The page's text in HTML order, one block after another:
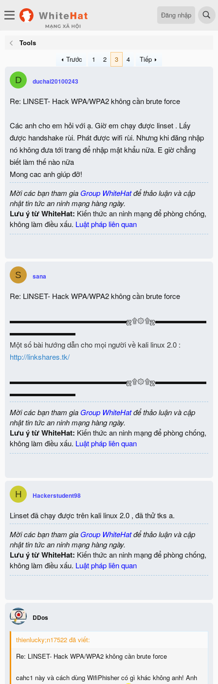
Đăng nhập
Tools
Trước
1 2 3 4 Tiếp
D duchai20100243
Re: LINSET- Hack WPA/WPA2 không cần brute force
Các anh cho em hỏi với ạ. Giờ em chạy được linset . Lấy
được handshake rùi. Phát được wifi rùi. Nhưng khi đăng nhập
nó không đưa tới trang để nhập mật khẩu nữa. E giờ chẳng
biết làm thế nào nữa
Mong cac anh giúp đỡ!
Mời các bạn tham gia Group WhiteHatđể thảo luận và cập
nhật tin tức an ninh mạng hàng ngày.
Lưu ý từ WhiteHat: Kiến thức an ninh mạng để phòng chống,
không làm điều xấu. Luật pháp liên quan
S sana
Re: LINSET- Hack WPA/WPA2 không cần brute force
▬▬▬▬▬▬▬▬▬▬▬▬▬▬▬▬ஜ۩۞۩ஜ▬▬▬▬▬▬▬
▬▬▬▬▬▬▬▬▬
Một số bài hướng dẫn cho mọi người về kali linux 2.0 :
http://linkshares.tk/
▬▬▬▬▬▬▬▬▬▬▬▬▬▬▬▬ஜ۩۞۩ஜ▬▬▬▬▬▬▬
▬▬▬▬▬▬▬▬▬
Mời các bạn tham gia Group WhiteHatđể thảo luận và cập
nhật tin tức an ninh mạng hàng ngày.
Lưu ý từ WhiteHat: Kiến thức an ninh mạng để phòng chống,
không làm điều xấu. Luật pháp liên quan
H Hackerstudent98
Linset đã chạy được trên kali linux 2.0 , đã thử tks a.
Mời các bạn tham gia Group WhiteHatđể thảo luận và cập
nhật tin tức an ninh mạng hàng ngày.
Lưu ý từ WhiteHat: Kiến thức an ninh mạng để phòng chống,
không làm điều xấu. Luật pháp liên quan
DDos
thienlucky;n17522 đã viết:
Re: LINSET- Hack WPA/WPA2 không cần brute force
cahc1 này và cách dùng WifiPhisher có gì khác không anh! Anh